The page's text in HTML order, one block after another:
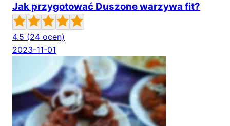
Jak przygotować Duszone warzywa fit?
4.5 (24 ocen)
2023-11-01